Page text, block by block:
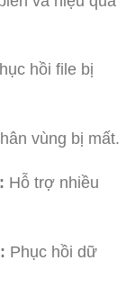
hồi file bị
vùng bị mất.
Hỗ trợ nhiều
Phục hồi dữ